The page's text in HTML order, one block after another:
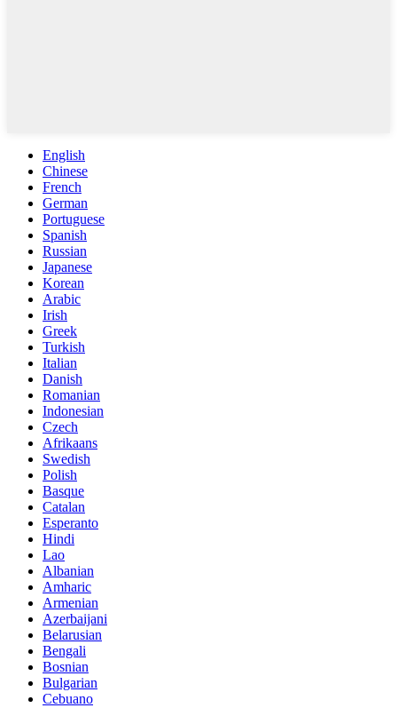
English
Chinese
French
German
Portuguese
Spanish
Russian
Japanese
Korean
Arabic
Irish
Greek
Turkish
Italian
Danish
Romanian
Indonesian
Czech
Afrikaans
Swedish
Polish
Basque
Catalan
Esperanto
Hindi
Lao
Albanian
Amharic
Armenian
Azerbaijani
Belarusian
Bengali
Bosnian
Bulgarian
Cebuano